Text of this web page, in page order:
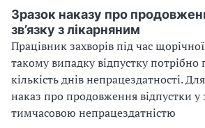
Зразок наказу про
зв’язку з лікарняним
Працівник захворів під час
такому випадку відпустку
кількість днів непрацездатності.
наказ про продовження відпустки у
тимчасовою непрацездатністю